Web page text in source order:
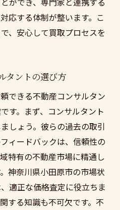
応する体制が整います。こ
、安心して買取プロセスを
タントの選び方
できる不動産コンサルタン
す。まず、コンサルタント
しょう。彼らの過去の取引
ィードバックは、信頼性の
特有の不動産市場に精通し
神奈川県小田原市の市場状
適正な価格査定に役立ちま
する知識も不可欠です。不